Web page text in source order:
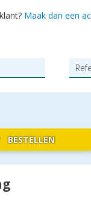
Maak dan een
BESTELLEN